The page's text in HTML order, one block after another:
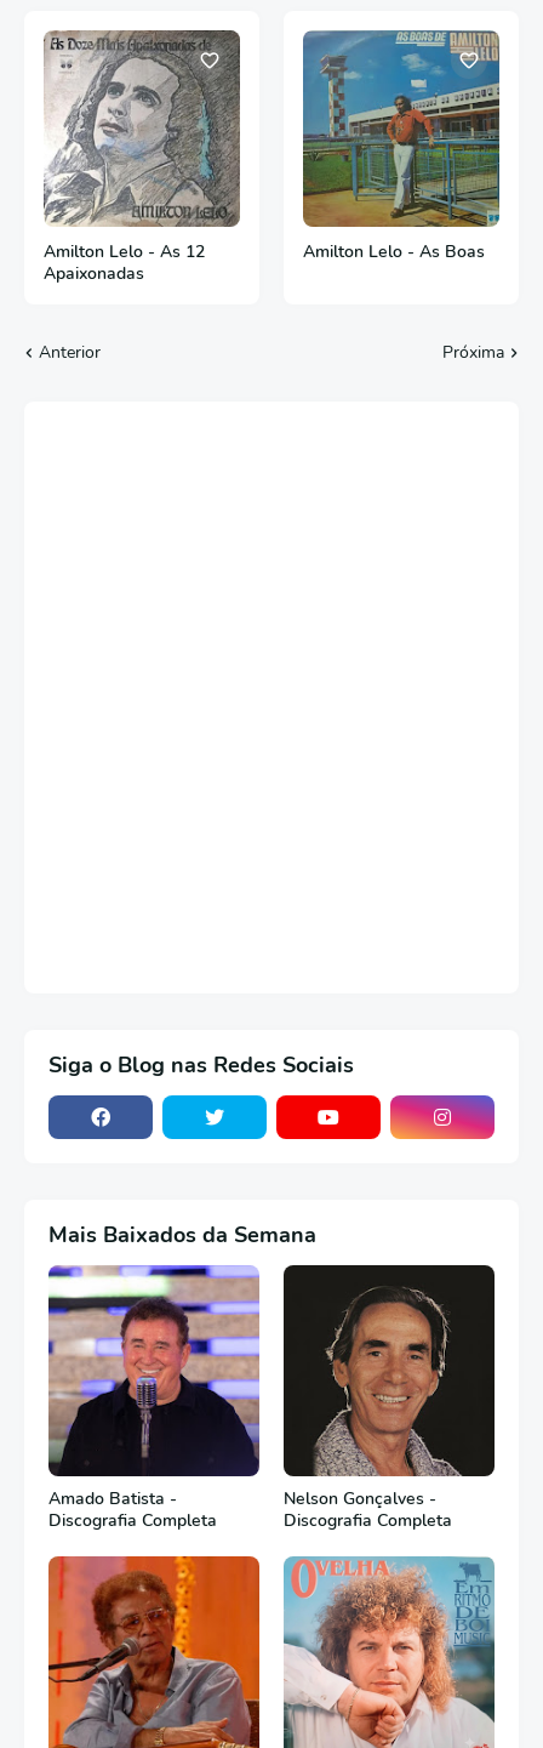
Amilton Lelo - As 12
Apaixonadas
Amilton Lelo - As Boas
Anterior Próxima
Siga o Blog nas Redes Sociais
Mais Baixados da Semana
Amado Batista -
Discografia Completa
Nelson Gonçalves -
Discografia Completa